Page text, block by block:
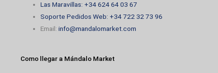
Las Maravillas: +34 624 64 03 67
Soporte Pedidos Web: +34 722 32 73 96
Email:info@mandalomarket.com
Como llegar a Mándalo Market